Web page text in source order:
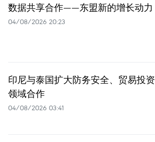
数据共享合作——东盟新的增长动力
04/08/2026 20:23
印尼与泰国扩大防务安全、贸易投资
领域合作
04/08/2026 03:41